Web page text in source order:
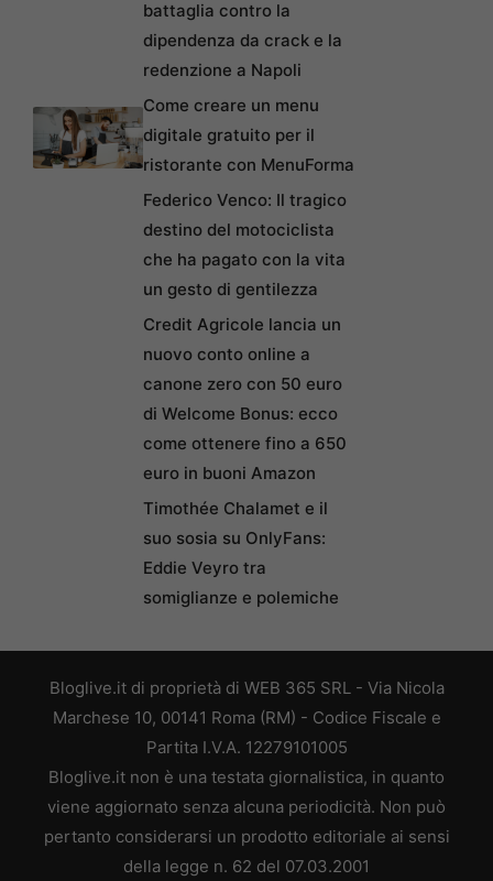
battaglia contro la
dipendenza da crack e la
redenzione a Napoli
Come creare un menu
digitale gratuito per il
ristorante con MenuForma
Federico Venco: Il tragico
destino del motociclista
che ha pagato con la vita
un gesto di gentilezza
Credit Agricole lancia un
nuovo conto online a
canone zero con 50 euro
di Welcome Bonus: ecco
come ottenere fino a 650
euro in buoni Amazon
Timothée Chalamet e il
suo sosia su OnlyFans:
Eddie Veyro tra
somiglianze e polemiche
Bloglive.it di proprietà di WEB 365 SRL - Via Nicola
Marchese 10, 00141 Roma (RM) - Codice Fiscale e
Partita I.V.A. 12279101005
Bloglive.it non è una testata giornalistica, in quanto
viene aggiornato senza alcuna periodicità. Non può
pertanto considerarsi un prodotto editoriale ai sensi
della legge n. 62 del 07.03.2001